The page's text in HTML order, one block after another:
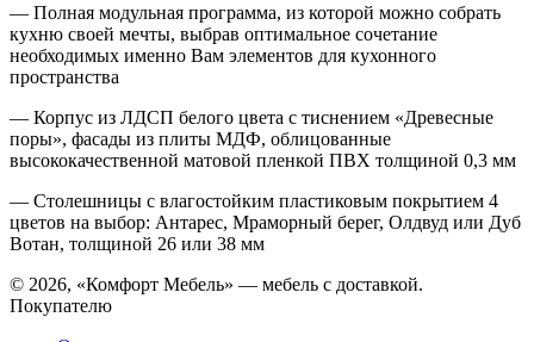
— Полная модульная программа, из которой можно собрать
кухню своей мечты, выбрав оптимальное сочетание
необходимых именно Вам элементов для кухонного
пространства
— Корпус из ЛДСП белого цвета с тиснением «Древесные
поры», фасады из плиты МДФ, облицованные
высококачественной матовой пленкой ПВХ толщиной 0,3 мм
— Столешницы с влагостойким пластиковым покрытием 4
цветов на выбор: Антарес, Мраморный берег, Олдвуд или Дуб
Вотан, толщиной 26 или 38 мм
© 2026, «Комфорт Мебель» — мебель с доставкой.
Покупателю